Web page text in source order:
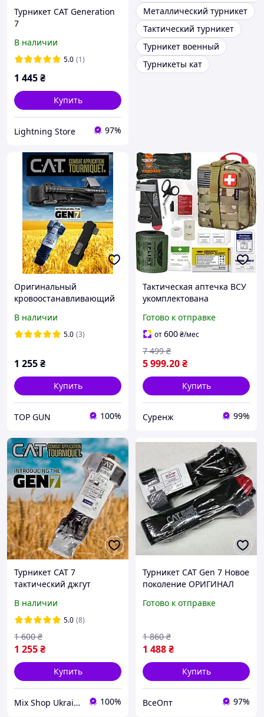
Турникет CAT Generation
7
оригинал США
В наличии
5.0 (1)
1 445₴
Купить
Lightning Store 97%
Металлический турникет
Тактический турникет
Турникет военный
Турникеты кат
Оригинальный
кровоостанавливающий
Medics)
В наличии
5.0 (3)
1 255₴
Купить
TOP GUN 100%
Тактическая аптечка ВСУ
укомплектована
оранжевый цвет
Готово к отправке
от600₴/мес
5 999.20₴
7 499 ₴
Купить
Суренж 99%
Турникет CAT 7
тактический джгут
В наличии
5.0 (8)
1 255₴
1 600 ₴
Купить
Mix Shop Ukraine 100%
Турникет CAT Gen 7 Новое
поколение ОРИГИНАЛ
жгут
тактический, вес
Готово к отправке
1 488₴
1 860 ₴
Купить
ВсеОпт 97%